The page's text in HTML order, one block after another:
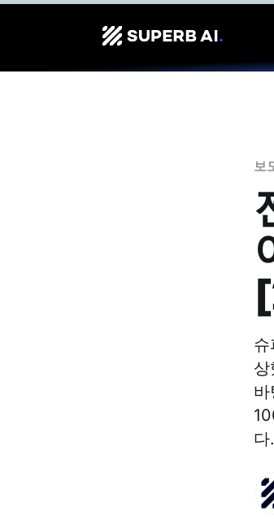
보
다.